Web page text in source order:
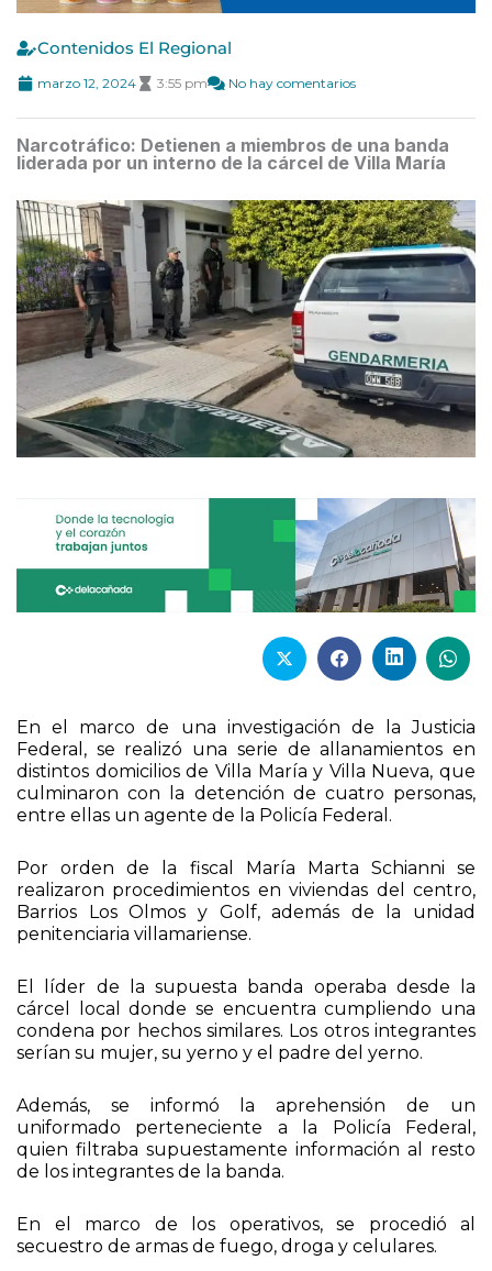
Contenidos El Regional
marzo 12, 2024 3:55 pm No hay comentarios
Narcotráfico: Detienen a miembros de una banda
liderada por un interno de la cárcel de Villa María
En el marco de una investigación de la Justicia
Federal, se realizó una serie de allanamientos en
distintos domicilios de Villa María y Villa Nueva, que
culminaron con la detención de cuatro personas,
entre ellas un agente de la Policía Federal.
Por orden de la fiscal María Marta Schianni se
realizaron procedimientos en viviendas del centro,
Barrios Los Olmos y Golf, además de la unidad
penitenciaria villamariense.
El líder de la supuesta banda operaba desde la
cárcel local donde se encuentra cumpliendo una
condena por hechos similares. Los otros integrantes
serían su mujer, su yerno y el padre del yerno.
Además, se informó la aprehensión de un
uniformado perteneciente a la Policía Federal,
quien filtraba supuestamente información al resto
de los integrantes de la banda.
En el marco de los operativos, se procedió al
secuestro de armas de fuego, droga y celulares.